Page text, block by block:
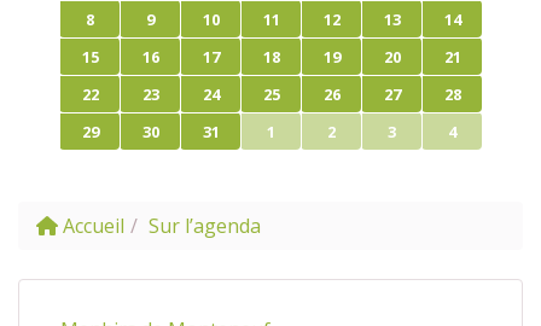
8
9 10 11 12 13
14
15
16 17 18 19 20
21
22
23 24 25 26 27
28
29
30 31 1 2 3 4
Accueil Sur l’agenda